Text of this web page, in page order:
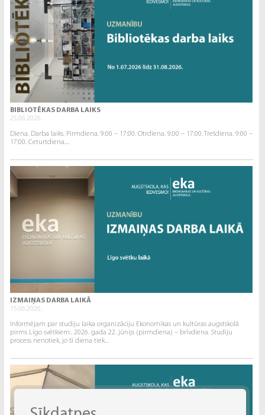
BIBLIOTĒKAS DARBA LAIKS
25.06.2026.
Diena. Darba laiks. Pirmdiena. 9:00 – 17:00. Otrdiena. 9:00 – 17:00. Trešdiena. 9:00 –
17:00. Ceturtdiena....
IZMAIŅAS DARBA LAIKĀ
15.06.2026.
Informējam par studiju laika organizāciju Ekonomikas un kultūras augstskolā
pirms Līgo svētkiem:. 2026. gada 22. jūnijs (pirmdiena) – brīvdiena. Studiju
process nenotiek, jo šī diena tiek...